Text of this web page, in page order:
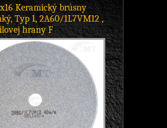
Keramický brúsny
Typ 1, 2A60/1L7VM12 ,
hrany F